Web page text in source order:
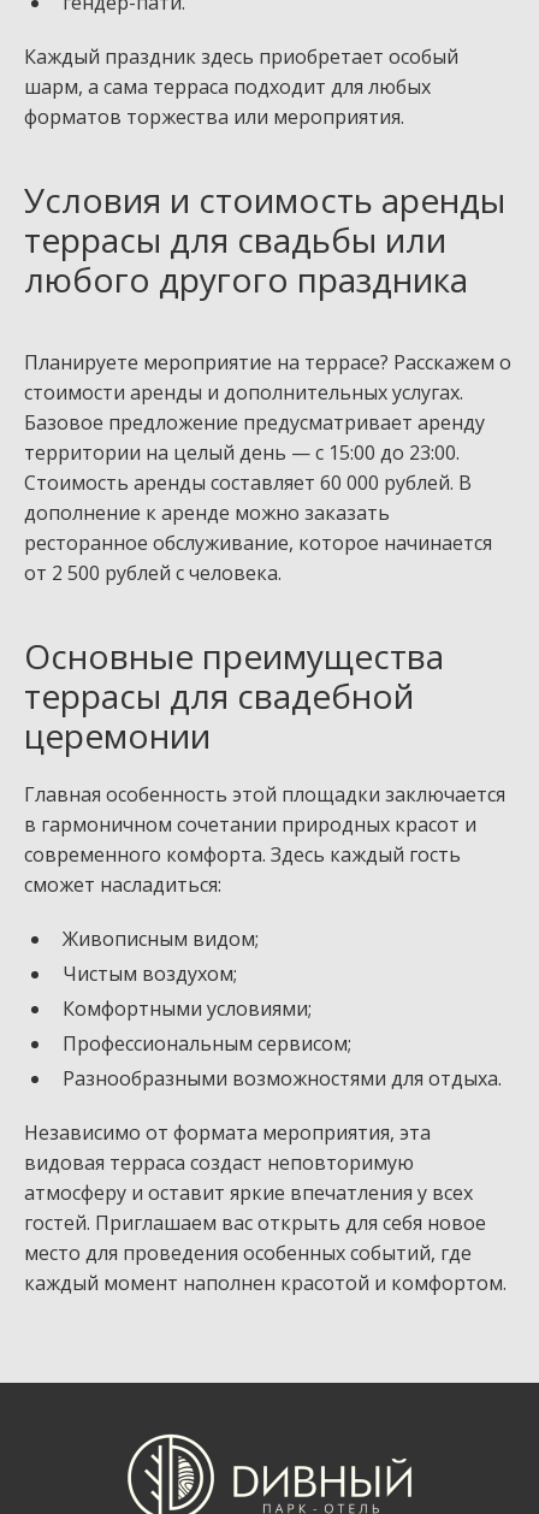
Каждый праздник здесь приобретает особый
шарм, а сама терраса подходит для любых
форматов торжества или мероприятия.
Условия и стоимость аренды
террасы для свадьбы или
любого другого праздника
Планируете мероприятие на террасе? Расскажем о
стоимости аренды и дополнительных услугах.
Базовое предложение предусматривает аренду
территории на целый день — с 15:00 до 23:00.
Стоимость аренды составляет 60 000 рублей. В
дополнение к аренде можно заказать
ресторанное обслуживание, которое начинается
от 2 500 рублей с человека.
Основные преимущества
террасы для свадебной
церемонии
Главная особенность этой площадки заключается
в гармоничном сочетании природных красот и
современного комфорта. Здесь каждый гость
сможет насладиться:
Живописным видом;
Чистым воздухом;
Комфортными условиями;
Профессиональным сервисом;
Разнообразными возможностями для отдыха.
Независимо от формата мероприятия, эта
видовая терраса создаст неповторимую
атмосферу и оставит яркие впечатления у всех
гостей. Приглашаем вас открыть для себя новое
место для проведения особенных событий, где
каждый момент наполнен красотой и комфортом.